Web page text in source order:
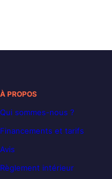
À PROPOS
Qui sommes-nous ?
Financements et tarifs
Avis
Règlement intérieur